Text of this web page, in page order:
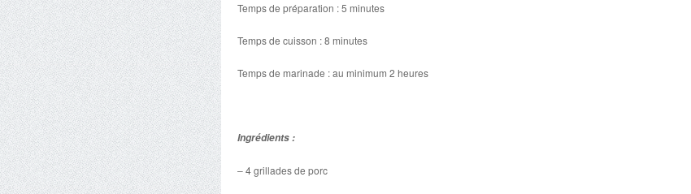
Temps de préparation : 5 minutes
Temps de cuisson : 8 minutes
Temps de marinade : au minimum 2 heures
Ingrédients :
– 4 grillades de porc